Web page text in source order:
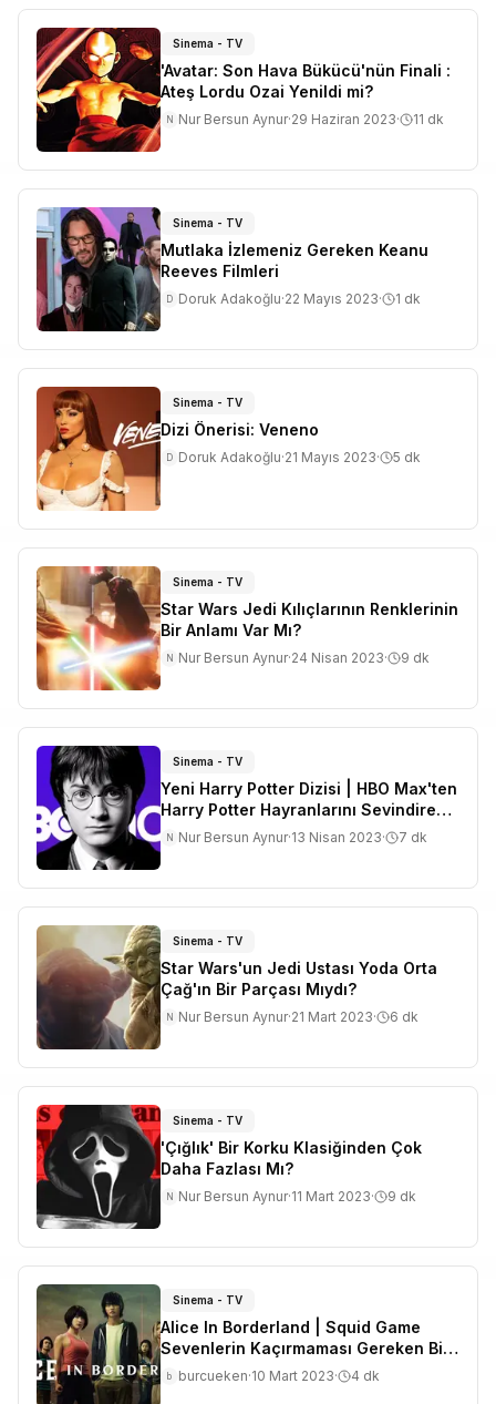
Sinema - TV
'Avatar: Son Hava Bükücü'nün Finali :
Ateş Lordu Ozai Yenildi mi?
N Nur Bersun Aynur·29 Haziran 2023· 11 dk
Sinema - TV
Mutlaka İzlemeniz Gereken Keanu
Reeves Filmleri
D Doruk Adakoğlu·22 Mayıs 2023· 1 dk
Sinema - TV
Dizi Önerisi: Veneno
D Doruk Adakoğlu·21 Mayıs 2023· 5 dk
Sinema - TV
Star Wars Jedi Kılıçlarının Renklerinin
Bir Anlamı Var Mı?
N Nur Bersun Aynur·24 Nisan 2023· 9 dk
Sinema - TV
Yeni Harry Potter Dizisi | HBO Max'ten
Harry Potter Hayranlarını Sevindiren
Haber!
N Nur Bersun Aynur·13 Nisan 2023· 7 dk
Sinema - TV
Star Wars'un Jedi Ustası Yoda Orta
Çağ'ın Bir Parçası Mıydı?
N Nur Bersun Aynur·21 Mart 2023· 6 dk
Sinema - TV
'Çığlık' Bir Korku Klasiğinden Çok
Daha Fazlası Mı?
N Nur Bersun Aynur·11 Mart 2023· 9 dk
Sinema - TV
Alice In Borderland | Squid Game
Sevenlerin Kaçırmaması Gereken Bir
Dizi
b burcueken·10 Mart 2023· 4 dk